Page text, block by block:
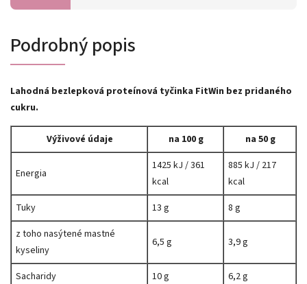
Podrobný popis
Lahodná bezlepková proteínová tyčinka​ FitWin bez pridaného
cukru.
Výživové údaje na 100 g na 50 g
Energia
1425 kJ / 361
kcal
885 kJ / 217
kcal
Tuky
13 g
8 g
z toho nasýtené mastné
kyseliny
6,5 g 3,9 g
Sacharidy 10 g
6,2 g